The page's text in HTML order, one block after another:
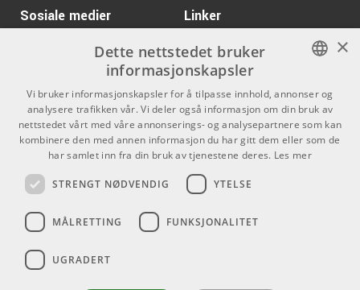
VU MeterARTIKKELNUMMER 1023084
Pro Tools Studio
Subscription Annual
for EDU Institution
Electronic Code -
UPGRADE
ARTIKKELNUMMER 1076629
Kr 1411/stk
Toontrack EZdrummer Kr 2639/stk
Pace iLok 3 USB-C
ARTIKKELNUMMER 1071939
Sosiale medier Linker
Om Oss
Kontakt oss
Kjøpsvilkår
Butikken
Varemerker
NORWEGIAN
×
Dette nettstedet bruker
informasjonskapsler
Vi bruker informasjonskapsler for å tilpasse innhold, annonser og
analysere trafikken vår. Vi deler også informasjon om din bruk av
nettstedet vårt med våre annonserings- og analysepartnere som kan
kombinere den med annen informasjon du har gitt dem eller som de
har samlet inn fra din bruk av tjenestene deres. Les mer
STRENGT NØDVENDIG YTELSE
MÅLRETTING FUNKSJONALITET
UGRADERT